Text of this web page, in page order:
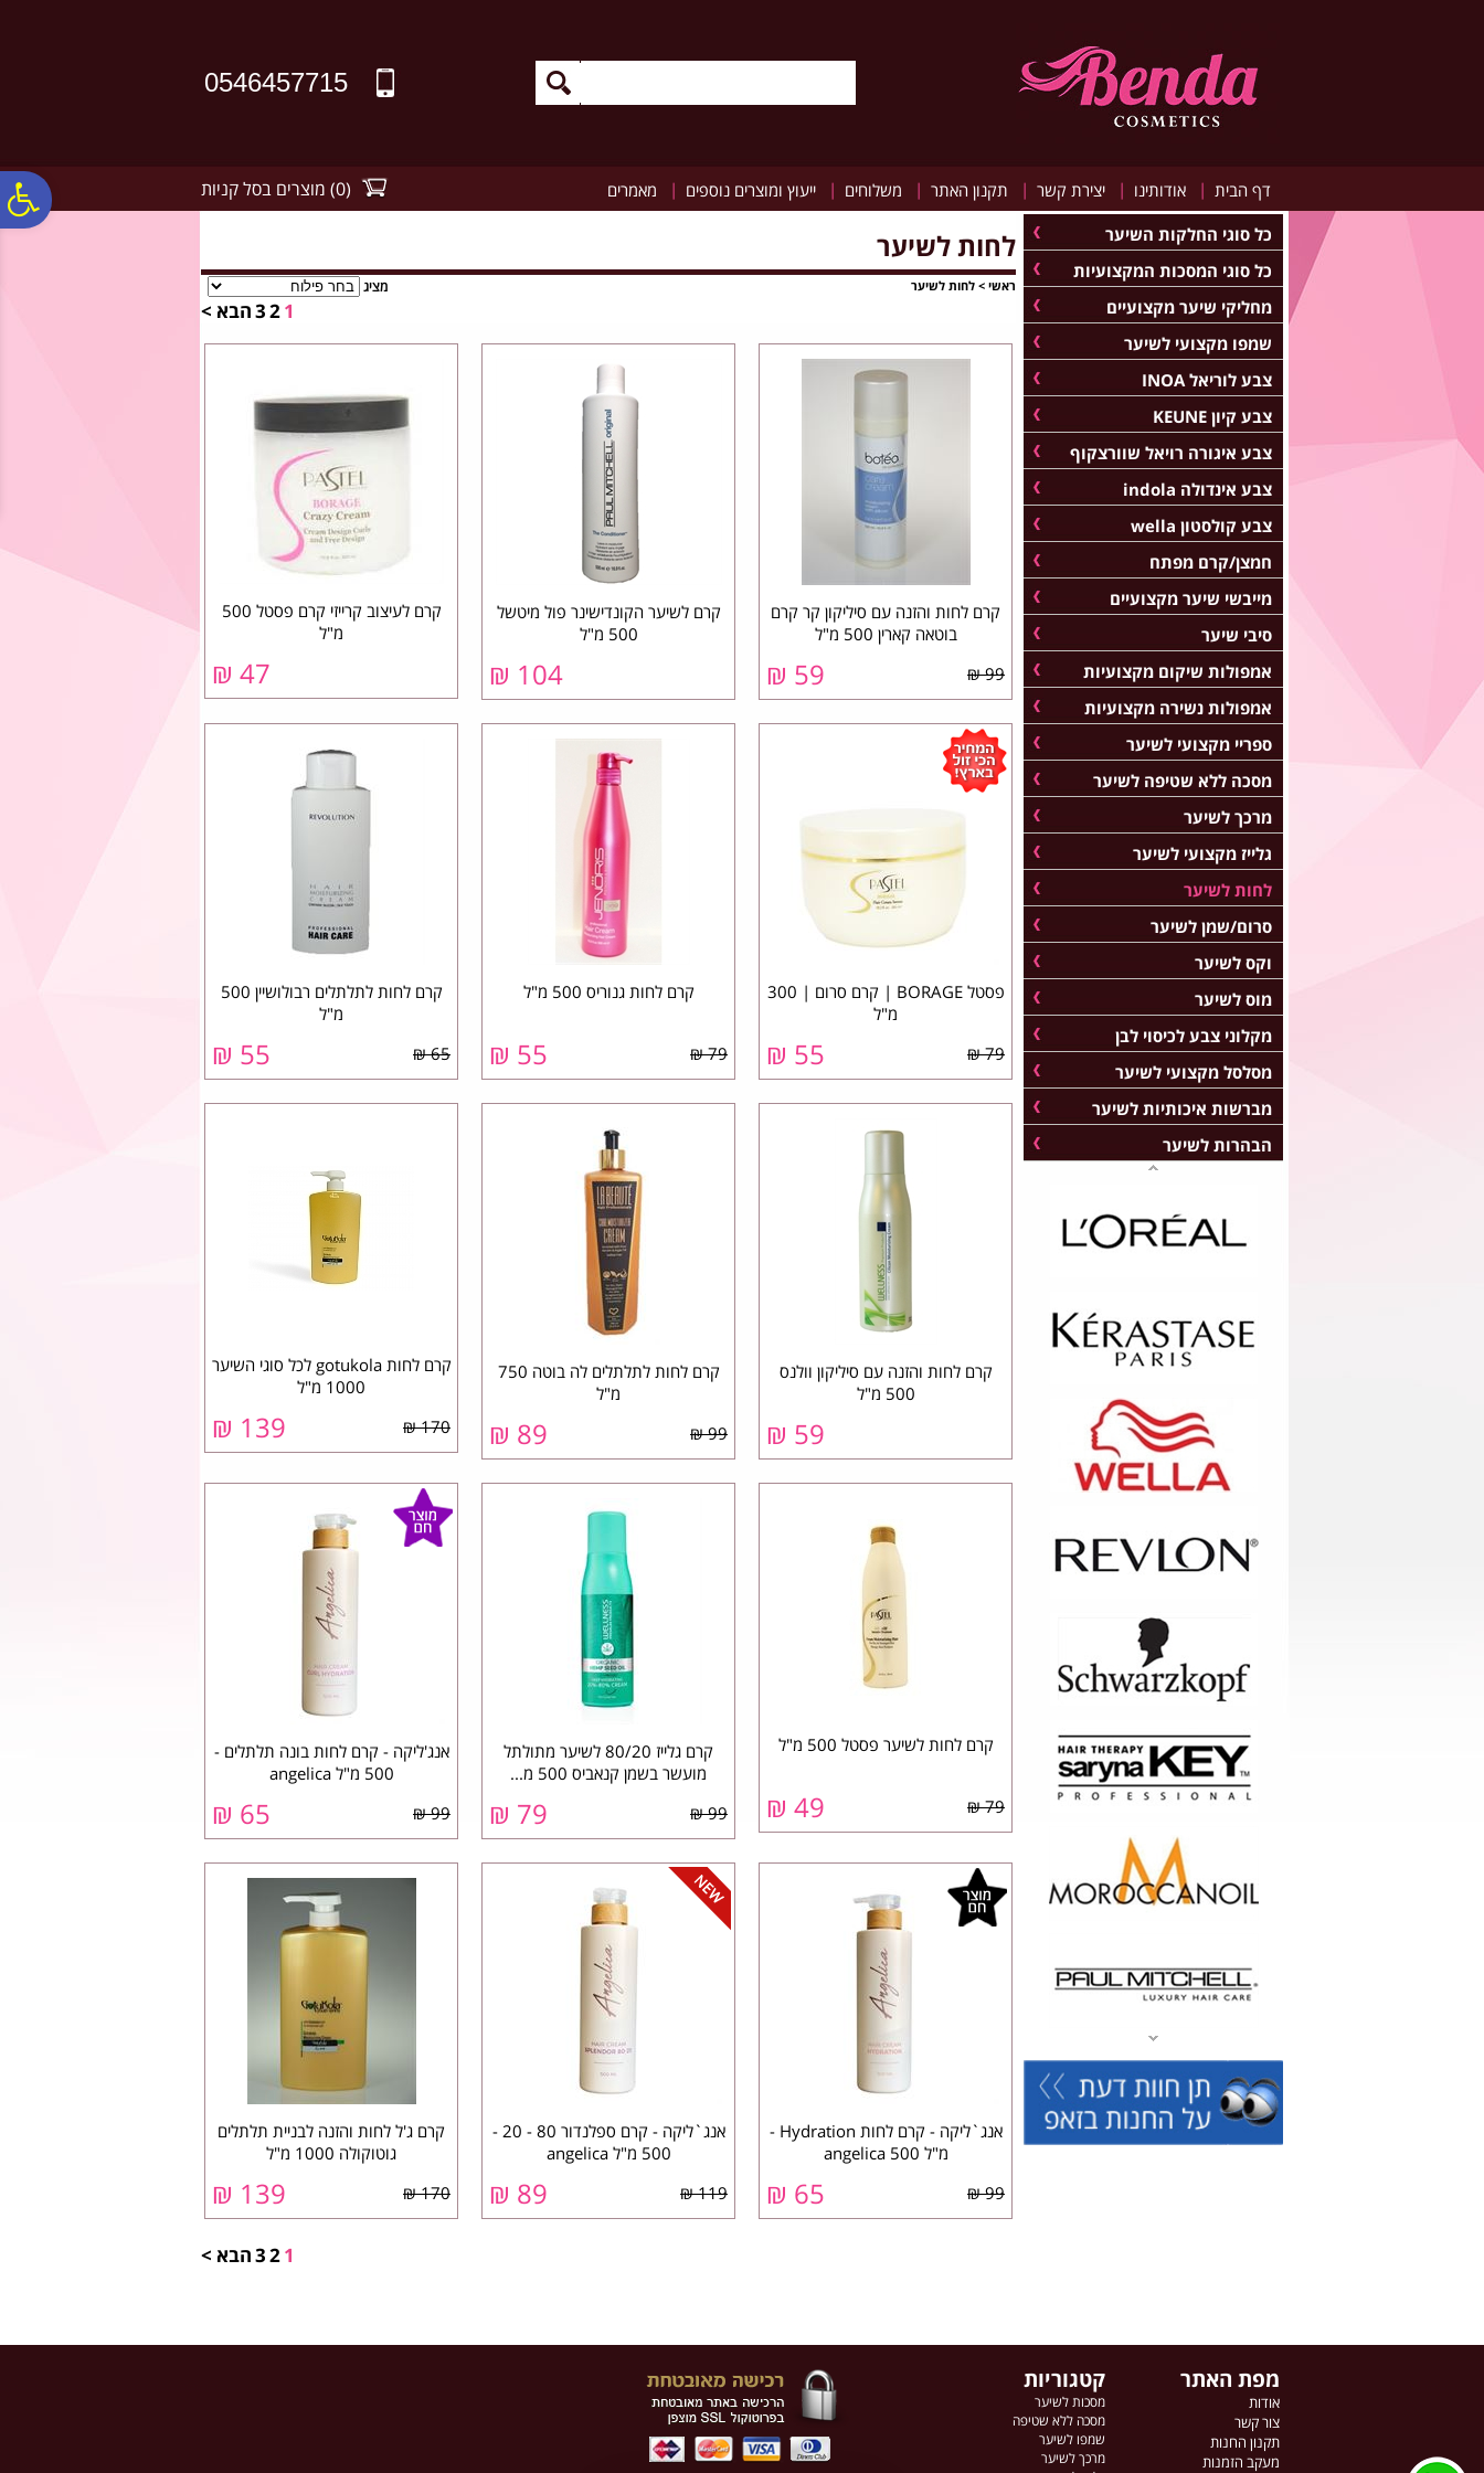
0546457715
דף הבית | אודותינו | יצירת קשר | תקנון האתר | משלוחים | ייעוץ ומוצרים נוספים | מאמרים (
0
) מוצרים בסל קניות
לחות לשיער
ראשי > לחות לשיער מציג
1
2
3הבא >
קרם לחות והזנה עם סיליקון קר קרם
בוטאה קארין 500 מ"ל
99 ₪
59
₪
קרם לשיער הקונדישינר פול מיטשל
500 מ"ל
104
₪
קרם לעיצוב קרייזי קרם פסטל 500
מ"ל
47
₪
פסטל BORAGE | קרם סרום | 300
מ"ל
79 ₪
55
₪
קרם לחות גנוריס 500 מ"ל
79 ₪
55
₪
קרם לחות לתלתלים רבולושיין 500
מ"ל
65 ₪
55
₪
קרם לחות והזנה עם סיליקון וולנס
500 מ"ל
59
₪
קרם לחות לתלתלים לה בוטה 750
מ"ל
99 ₪
89
₪
קרם לחות gotukola לכל סוגי השיער
1000 מ"ל
170 ₪
139
₪
קרם לחות לשיער פסטל 500 מ"ל
79 ₪
49
₪
קרם גלייז 80/20 לשיער מתולתל
מועשר בשמן קנאביס 500 מ...
99 ₪
79
₪
אנג'ליקה - קרם לחות בונה תלתלים -
500 מ"ל ‏angelica
99 ₪
65
₪
אנג`ליקה - קרם לחות Hydration -
מ"ל 500 ‏angelica
99 ₪
65
₪
אנג`ליקה - קרם ספלנדור 80 - 20 -
500 מ"ל ‏angelica
119 ₪
89
₪
קרם ג'ל לחות והזנה לבניית תלתלים
גוטוקולה 1000 מ"ל
170 ₪
139
₪
1
2
3הבא >
כל סוגי החלקות השיער
כל סוגי המסכות המקצועיות
מחליקי שיער מקצועיים
שמפו מקצועי לשיער
צבע לוריאל INOA
צבע קיון KEUNE
צבע איגורה רויאל שוורצקוף
צבע אינדולה indola
צבע קולסטון wella
חמצן/קרם מפתח
מייבשי שיער מקצועיים
סיבי שיער
אמפולות שיקום מקצועיות
אמפולות נשירה מקצועיות
ספריי מקצועי לשיער
מסכה ללא שטיפה לשיער
מרכך לשיער
גלייז מקצועי לשיער
לחות לשיער
סרום/שמן לשיער
וקס לשיער
מוס לשיער
מקלוני צבע לכיסוי לבן
מסלסל מקצועי לשיער
מברשות איכותיות לשיער
הבהרות לשיער
מפת האתר
אודות
צור קשר
תקנון החנות
מעקב הזמנות
קטגוריות
מסכות לשיער
מסכה ללא שטיפה
שמפו לשיער
מרכך לשיער